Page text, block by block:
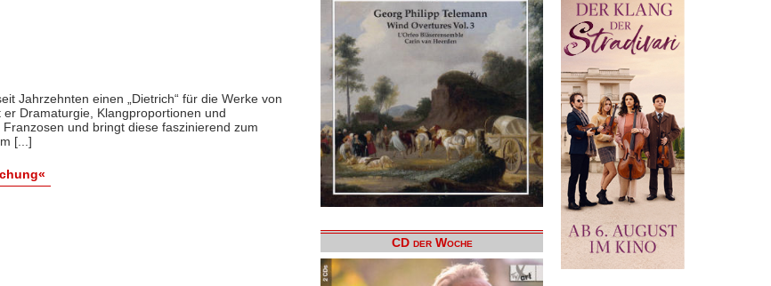
Jahrzehnten einen „Dietrich“ für die Werke von
Dramaturgie, Klangproportionen und
und bringt diese faszinierend zum
[...]
CD der Woche